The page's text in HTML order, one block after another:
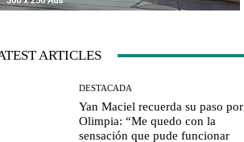
ARTICLES
DESTACADA
Yan Maciel recuerda su paso por
Olimpia: “Me quedo con la
sensación que pude funcionar